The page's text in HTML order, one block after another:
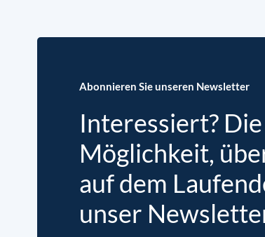
Abonnieren Sie unseren Newsletter
Interessiert?
Möglichkeit,
auf dem
unser